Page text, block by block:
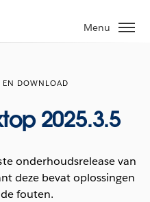
Menu
EN DOWNLOAD
2025.3.5
onderhoudsrelease van
deze bevat oplossingen
fouten.